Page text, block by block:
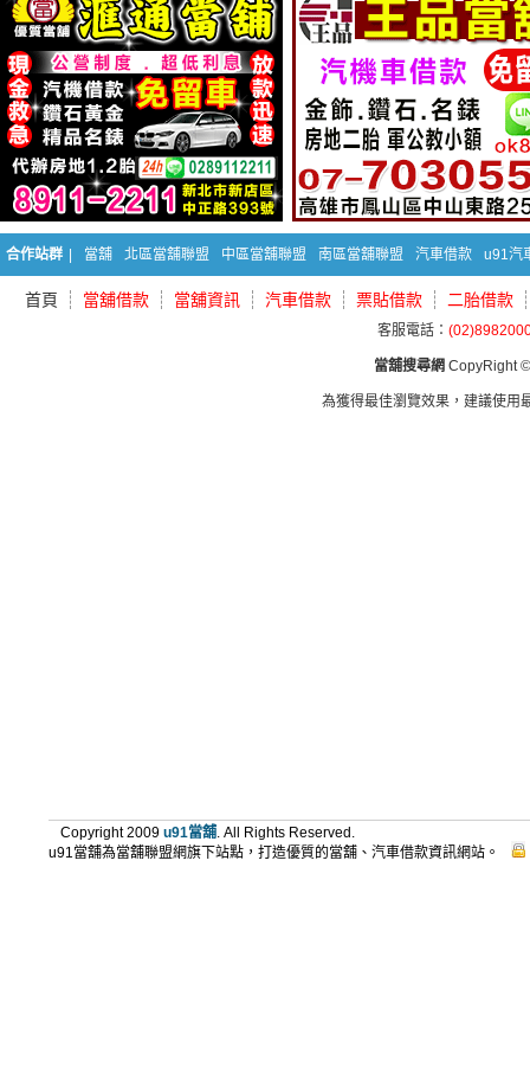
Copyright 2009 u91當舖. All Rights Reserved.
u91當舖為當舖聯盟網旗下站點，打造優質的當舖、汽車借款資訊網站。